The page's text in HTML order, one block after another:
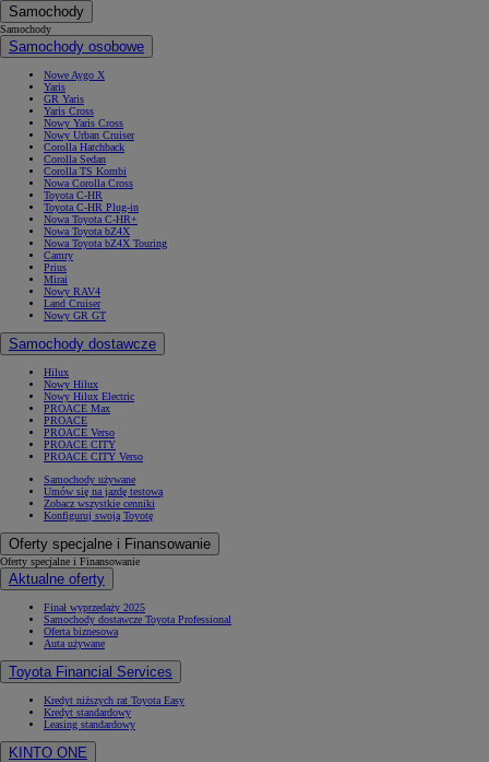
Samochody
Samochody
Samochody osobowe
Nowe Aygo X
Yaris
GR Yaris
Yaris Cross
Nowy Yaris Cross
Nowy Urban Cruiser
Corolla Hatchback
Corolla Sedan
Corolla TS Kombi
Nowa Corolla Cross
Toyota C-HR
Toyota C-HR Plug-in
Nowa Toyota C-HR+
Nowa Toyota bZ4X
Nowa Toyota bZ4X Touring
Camry
Prius
Mirai
Nowy RAV4
Land Cruiser
Nowy GR GT
Samochody dostawcze
Hilux
Nowy Hilux
Nowy Hilux Electric
PROACE Max
PROACE
PROACE Verso
PROACE CITY
PROACE CITY Verso
Samochody używane
Umów się na jazdę testową
Zobacz wszystkie cenniki
Konfiguruj swoją Toyotę
Oferty specjalne i Finansowanie
Oferty specjalne i Finansowanie
Aktualne oferty
Finał wyprzedaży 2025
Samochody dostawcze Toyota Professional
Oferta biznesowa
Auta używane
Toyota Financial Services
Kredyt niższych rat Toyota Easy
Kredyt standardowy
Leasing standardowy
KINTO ONE